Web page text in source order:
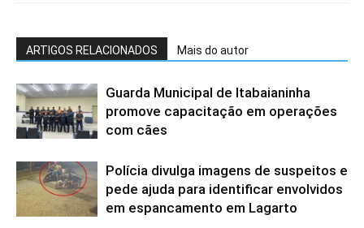
ARTIGOS RELACIONADOS Mais do autor
Guarda Municipal de Itabaianinha
promove capacitação em operações
com cães
Polícia divulga imagens de suspeitos e
pede ajuda para identificar envolvidos
em espancamento em Lagarto